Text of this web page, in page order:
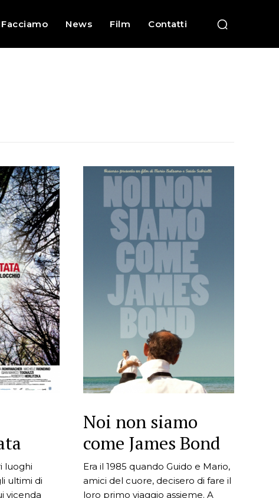
Facciamo News Film Contatti
luoghi
ultimi di
vicenda
Noi non siamo
come James Bond
Era il 1985 quando Guido e Mario,
amici del cuore, decisero di fare il
loro primo viaggio assieme. A